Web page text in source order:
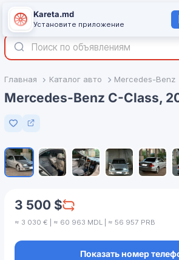
Главная Каталог авто Mercedes-Benz
Mercedes-Benz C-Class,
Добавить в избранное
3 500 $
≈ 3 030 € | ≈ 60 963 MDL | ≈ 56 957 PRB
Показать номер
Kareta.md
Установите приложение